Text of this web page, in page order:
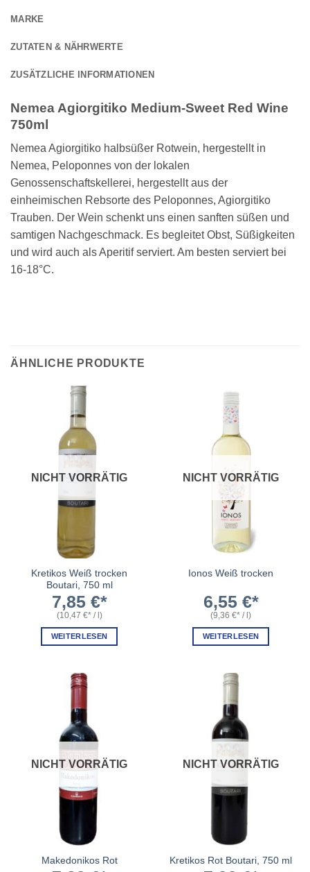
MARKE
ZUTATEN & NÄHRWERTE
ZUSÄTZLICHE INFORMATIONEN
Nemea Agiorgitiko Medium-Sweet Red Wine
750ml
Nemea Agiorgitiko halbsüßer Rotwein, hergestellt in
Nemea, Peloponnes von der lokalen
Genossenschaftskellerei, hergestellt aus der
einheimischen Rebsorte des Peloponnes, Agiorgitiko
Trauben. Der Wein schenkt uns einen sanften süßen und
samtigen Nachgeschmack. Es begleitet Obst, Süßigkeiten
und wird auch als Aperitif serviert. Am besten serviert bei
16-18°C.
ÄHNLICHE PRODUKTE
NICHT VORRÄTIG
Kretikos Weiß trocken
Boutari, 750 ml
7,85 €
(10,47 € / )
WEITERLESEN
NICHT VORRÄTIG
Ionos Weiß trocken
6,55 €
(9,36 € / )
WEITERLESEN
NICHT VORRÄTIG
Makedonikos Rot
NICHT VORRÄTIG
Kretikos Rot Boutari, 750 ml